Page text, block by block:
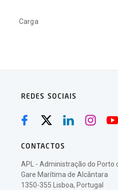
Carga
REDES SOCIAIS
CONTACTOS
APL - Administração do Porto
Gare Marítima de Alcântara
1350-355 Lisboa, Portugal